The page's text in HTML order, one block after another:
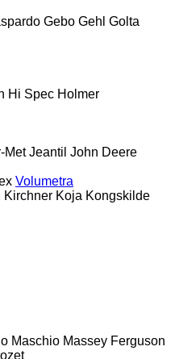
Gebo Gehl Golta
Hi Spec Holmer
Met Jeantil John Deere
Volumetra
Kirchner Koja Kongskilde
Maschio Massey Ferguson